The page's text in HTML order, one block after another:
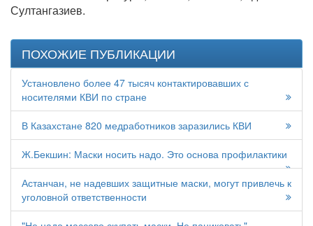
Султангазиев.
ПОХОЖИЕ ПУБЛИКАЦИИ
Установлено более 47 тысяч контактировавших с
носителями КВИ по стране
В Казахстане 820 медработников заразились КВИ
Ж.Бекшин: Маски носить надо. Это основа профилактики
Астанчан, не надевших защитные маски, могут привлечь к
уголовной ответственности